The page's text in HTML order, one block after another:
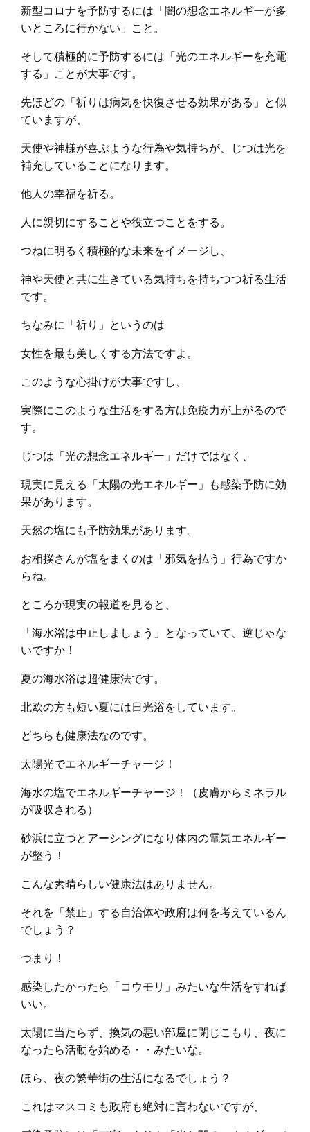
新型コロナを予防するには「闇の想念エネルギーが多
いところに行かない」こと。
そして積極的に予防するには「光のエネルギーを充電
する」ことが大事です。
先ほどの「祈りは病気を快復させる効果がある」と似
ていますが、
天使や神様が喜ぶような行為や気持ちが、じつは光を
補充していることになります。
他人の幸福を祈る。
人に親切にすることや役立つことをする。
つねに明るく積極的な未来をイメージし、
神や天使と共に生きている気持ちを持ちつつ祈る生活
です。
ちなみに「祈り」というのは
女性を最も美しくする方法ですよ。
このような心掛けが大事ですし、
実際にこのような生活をする方は免疫力が上がるので
す。
じつは「光の想念エネルギー」だけではなく、
現実に見える「太陽の光エネルギー」も感染予防に効
果があります。
天然の塩にも予防効果があります。
お相撲さんが塩をまくのは「邪気を払う」行為ですか
らね。
ところが現実の報道を見ると、
「海水浴は中止しましょう」となっていて、逆じゃな
いですか！
夏の海水浴は超健康法です。
北欧の方も短い夏には日光浴をしています。
どちらも健康法なのです。
太陽光でエネルギーチャージ！
海水の塩でエネルギーチャージ！（皮膚からミネラル
が吸収される）
砂浜に立つとアーシングになり体内の電気エネルギー
が整う！
こんな素晴らしい健康法はありません。
それを「禁止」する自治体や政府は何を考えているん
でしょう？
つまり！
感染したかったら「コウモリ」みたいな生活をすれば
いい。
太陽に当たらず、換気の悪い部屋に閉じこもり、夜に
なったら活動を始める・・みたいな。
ほら、夜の繁華街の生活になるでしょう？
これはマスコミも政府も絶対に言わないですが、